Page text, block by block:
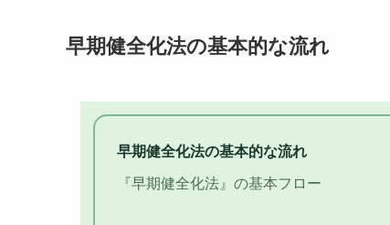
早期健全化法の基本的な流れ
早期健全化法の基本的な流れ
『早期健全化法』の基本フロー